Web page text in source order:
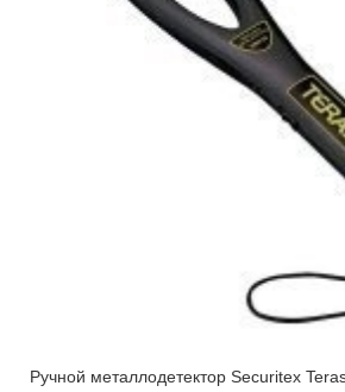
Ручной металлодетектор Securitex